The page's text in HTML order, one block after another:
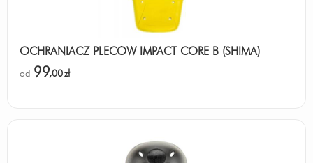
OCHRANIACZ PLECÓW IMPACT CORE B (SHIMA)
od 99,00zł